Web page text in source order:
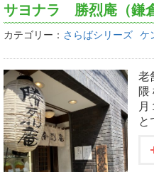
サヨナラ 勝烈庵（鎌
カテゴリー： さらばシリーズ ケ
老
隈
月
と